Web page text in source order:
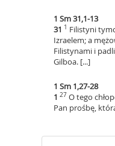
1 Sm 31,1-13
31 1 Filistyni
Izraelem; a
Filistynami i
Gilboa. [...]
1 Sm 1,27-28
1 27 O tego
Pan prośbę,